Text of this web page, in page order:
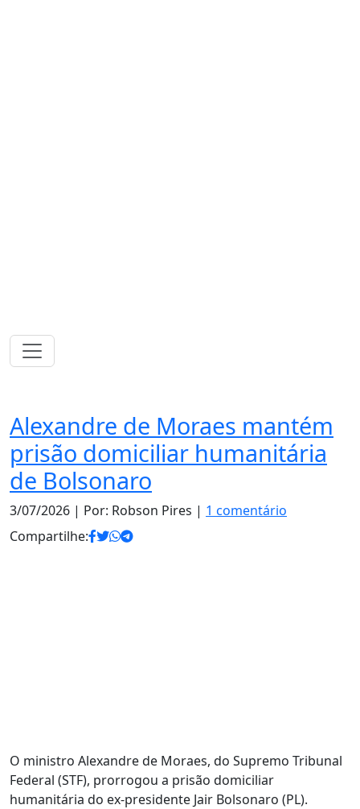
Alexandre de Moraes mantém
prisão domiciliar humanitária
de Bolsonaro
3/07/2026 | Por: Robson Pires | 1 comentário
Compartilhe:
O ministro Alexandre de Moraes, do Supremo Tribunal
Federal (STF), prorrogou a prisão domiciliar
humanitária do ex-presidente Jair Bolsonaro (PL).